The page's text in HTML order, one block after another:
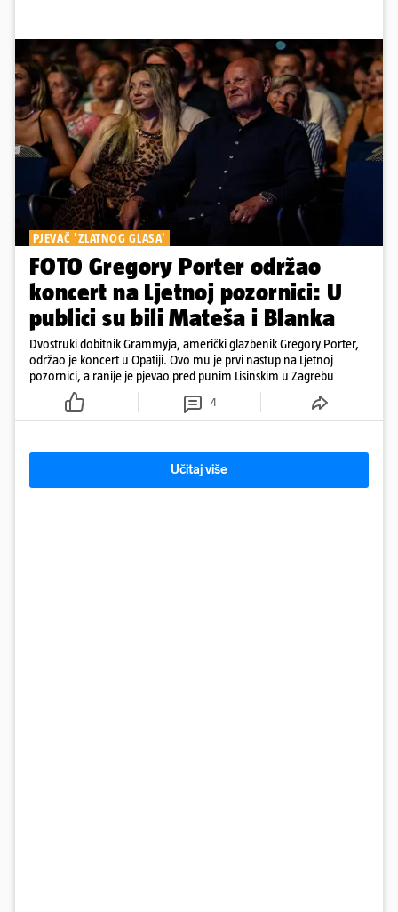
PJEVAČ 'ZLATNOG GLASA'
FOTO Gregory Porter održao
koncert na Ljetnoj pozornici: U
publici su bili Mateša i Blanka
Dvostruki dobitnik Grammyja, američki glazbenik Gregory Porter,
održao je koncert u Opatiji. Ovo mu je prvi nastup na Ljetnoj
pozornici, a ranije je pjevao pred punim Lisinskim u Zagrebu
4
Učitaj više